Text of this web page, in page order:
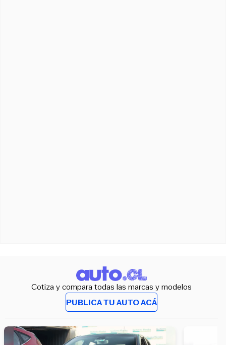
Cotiza y compara todas las marcas y modelos
PUBLICA TU AUTO ACÁ